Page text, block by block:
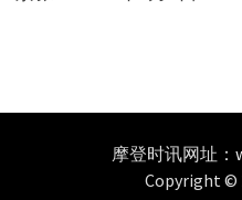
摩登时讯网址：
Copyright ©